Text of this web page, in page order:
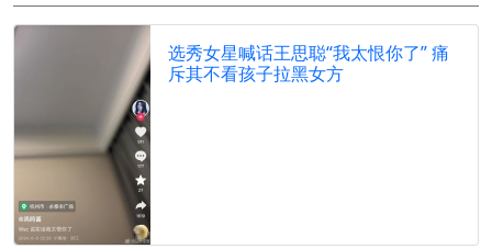
选秀女星喊话王思聪“我太恨你了” 痛
斥其不看孩子拉黑女方